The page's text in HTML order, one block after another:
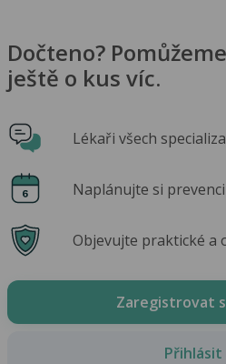
Dočteno?
ještě o kus víc.
Lékaři všech
Naplánujte si
Objevujte praktické a
Zaregistrovat
Přihlásit